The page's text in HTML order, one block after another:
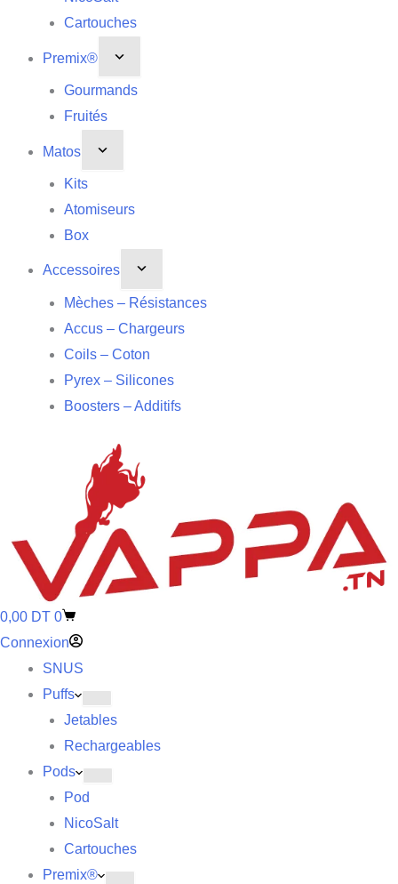
Cartouches
Premix®
Gourmands
Fruités
Matos
Kits
Atomiseurs
Box
Accessoires
Mèches – Résistances
Accus – Chargeurs
Coils – Coton
Pyrex – Silicones
Boosters – Additifs
0,00 DT 0
Connexion
SNUS
Puffs
Jetables
Rechargeables
Pods
Pod
NicoSalt
Cartouches
Premix®